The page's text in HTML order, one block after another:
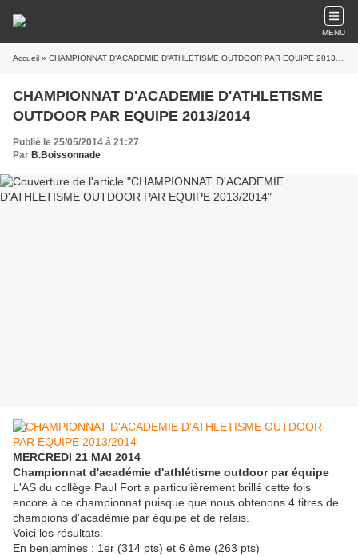
MENU
Accueil » CHAMPIONNAT D'ACADEMIE D'ATHLETISME OUTDOOR PAR EQUIPE 2013/2014
CHAMPIONNAT D'ACADEMIE D'ATHLETISME
OUTDOOR PAR EQUIPE 2013/2014
Publié le 25/05/2014 à 21:27
Par B.Boissonnade
MERCREDI 21 MAI 2014
Championnat d'académie d'athlétisme outdoor par équipe
L'AS du collège Paul Fort a particulièrement brillé cette fois
encore à ce championnat puisque que nous obtenons 4 titres de
champions d'académie par équipe et de relais.
Voici les résultats:
En benjamines : 1er (314 pts) et 6 ème (263 pts)